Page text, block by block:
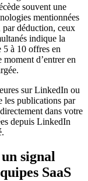
souvent une
mentionnées
par déduction, ceux
indique la
5 à 10 offres en
moment d’entrer en
sur LinkedIn ou
les publications par
dans votre
depuis LinkedIn
signal
SaaS